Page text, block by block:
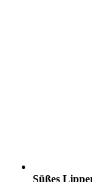
Süßes